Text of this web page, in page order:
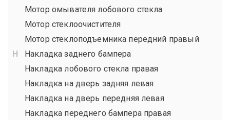
Мотор омывателя лобового стекла
Мотор стеклоочистителя
Мотор стеклоподъемника передний правый
Накладка заднего бампера
Накладка лобового стекла правая
Накладка на дверь задняя левая
Накладка на дверь передняя левая
Накладка переднего бампера правая